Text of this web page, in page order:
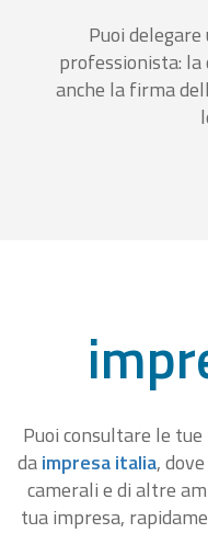
Puoi
professionista: la
anche la firma
Puoi consultare le
daimpresa italia,
camerali e di altre
tua impresa,